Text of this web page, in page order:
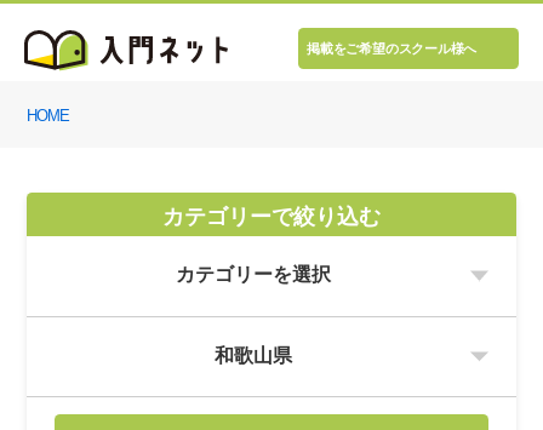
掲載をご希望のスクール様へ
HOME
カテゴリーで絞り込む